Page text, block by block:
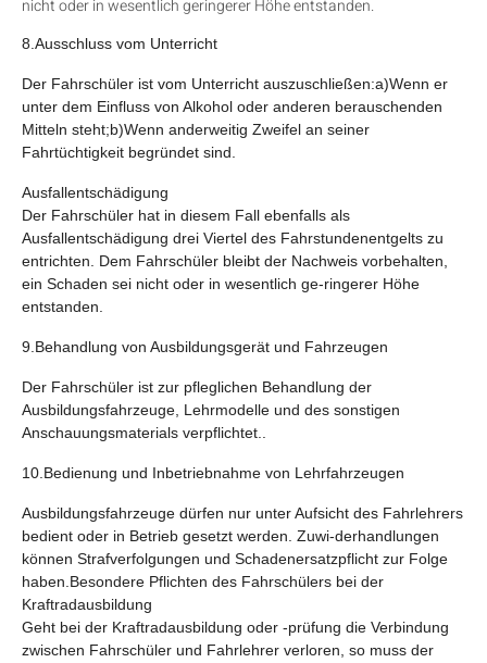
nicht oder in wesentlich geringerer Höhe entstanden.
8.Ausschluss vom Unterricht
Der Fahrschüler ist vom Unterricht auszuschließen:a)Wenn er
unter dem Einfluss von Alkohol oder anderen berauschenden
Mitteln steht;b)Wenn anderweitig Zweifel an seiner
Fahrtüchtigkeit begründet sind.
Ausfallentschädigung
Der Fahrschüler hat in diesem Fall ebenfalls als
Ausfallentschädigung drei Viertel des Fahrstundenentgelts zu
entrichten. Dem Fahrschüler bleibt der Nachweis vorbehalten,
ein Schaden sei nicht oder in wesentlich ge-ringerer Höhe
entstanden.
9.Behandlung von Ausbildungsgerät und Fahrzeugen
Der Fahrschüler ist zur pfleglichen Behandlung der
Ausbildungsfahrzeuge, Lehrmodelle und des sonstigen
Anschauungsmaterials verpflichtet..
10.Bedienung und Inbetriebnahme von Lehrfahrzeugen
Ausbildungsfahrzeuge dürfen nur unter Aufsicht des Fahrlehrers
bedient oder in Betrieb gesetzt werden. Zuwi-derhandlungen
können Strafverfolgungen und Schadenersatzpflicht zur Folge
haben.Besondere Pflichten des Fahrschülers bei der
Kraftradausbildung
Geht bei der Kraftradausbildung oder -prüfung die Verbindung
zwischen Fahrschüler und Fahrlehrer verloren, so muss der